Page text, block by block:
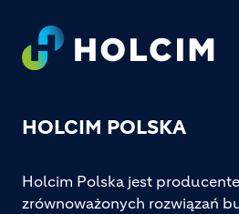
Footer
HOLCIM POLSKA
Holcim Polska jest
zrównoważonych rozwiązań